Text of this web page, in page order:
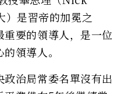
是習帝的加冕之
要的領導人，是一位
領導人。
治局常委名單沒有出